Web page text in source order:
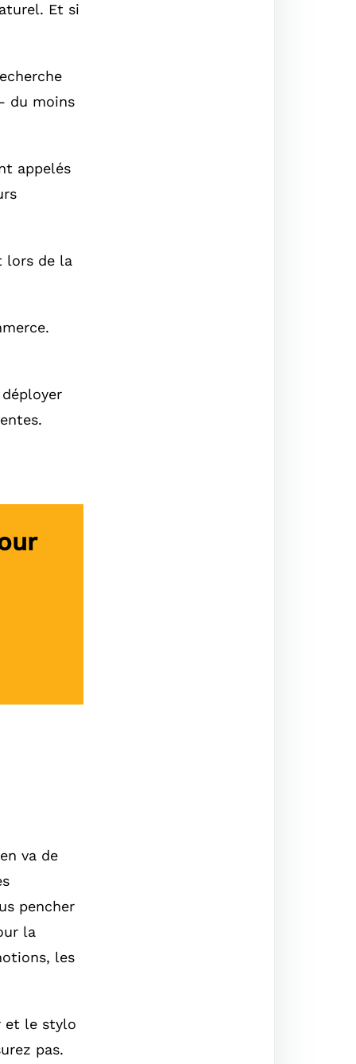
Et si
du moins
appelés
lors de la
va de
pencher
la
les
et le stylo
pas.